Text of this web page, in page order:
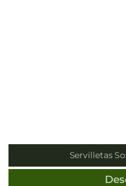
Servilletas